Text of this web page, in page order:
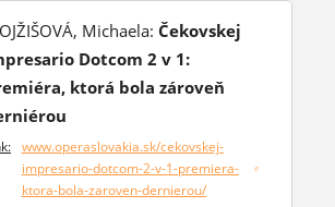
Michaela: Čekovskej
Dotcom 2 v 1:
ktorá bola zároveň
www.operaslovakia.sk/cekovskej-
impresario-dotcom-2-v-1-premiera-
ktora-bola-zaroven-dernierou/
(otvorí sa v novom okne)